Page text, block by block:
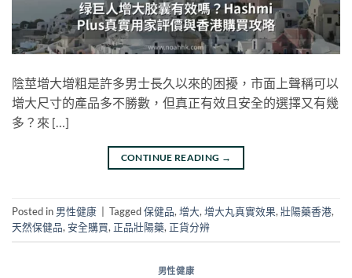
陰莖增大增粗是許多男士長久以來的困擾，市面上聲稱可以
增大尺寸的產品多不勝數，但真正有效且安全的選擇又有幾
多？來 […]
CONTINUE READING →
Posted in 男性健康 Tagged保健品,增大,增大丸真實效果,壯陽藥香港,
天然保健品,安全購買, 正品壯陽藥, 正貨分辨
男性健康